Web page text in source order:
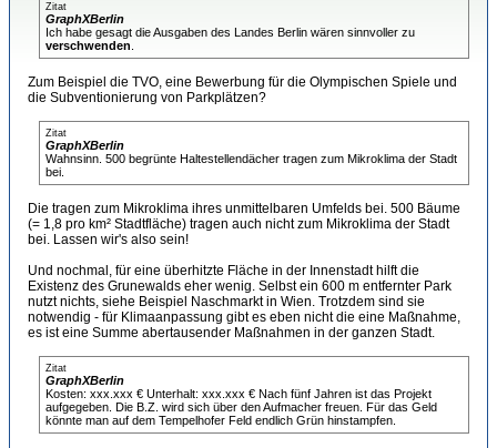
Zitat
GraphXBerlin
Ich habe gesagt die Ausgaben des Landes Berlin wären sinnvoller zu
verschwenden
Zum Beispiel die TVO, eine Bewerbung für die Olympischen Spiele und
die Subventionierung von Parkplätzen?
Zitat
GraphXBerlin
Wahnsinn. 500 begrünte Haltestellendächer tragen zum Mikroklima der Stadt
bei.
Die tragen zum Mikroklima ihres unmittelbaren Umfelds bei. 500 Bäume
(= 1,8 pro km² Stadtfläche) tragen auch nicht zum Mikroklima der Stadt
bei. Lassen wir's also sein!
Und nochmal, für eine überhitzte Fläche in der Innenstadt hilft die
Existenz des Grunewalds eher wenig. Selbst ein 600 m entfernter Park
nutzt nichts, siehe Beispiel Naschmarkt in Wien. Trotzdem sind sie
notwendig - für Klimaanpassung gibt es eben nicht die eine Maßnahme,
es ist eine Summe abertausender Maßnahmen in der ganzen Stadt.
Zitat
GraphXBerlin
Kosten: xxx.xxx € Unterhalt: xxx.xxx € Nach fünf Jahren ist das Projekt
aufgegeben. Die B.Z. wird sich über den Aufmacher freuen. Für das Geld
könnte man auf dem Tempelhofer Feld endlich Grün hinstampfen.